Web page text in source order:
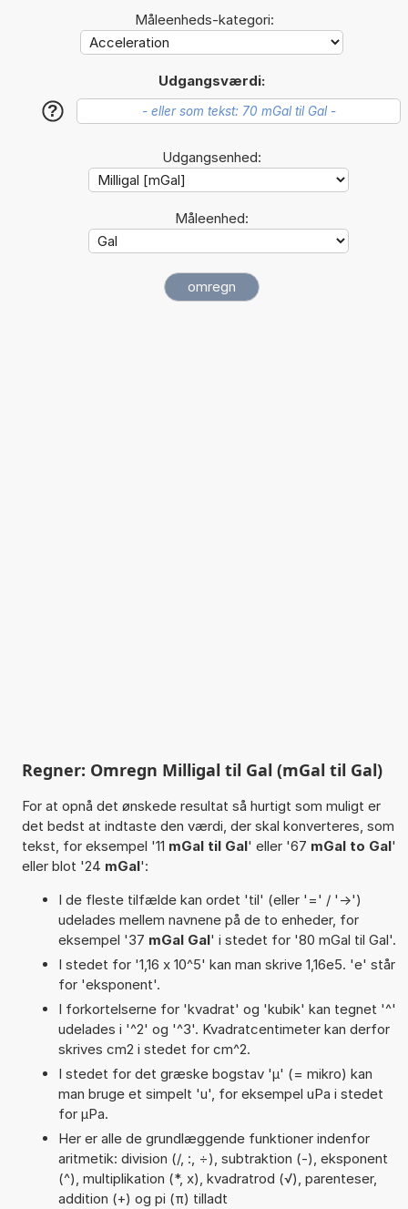
Måleenheds-kategori:
Udgangsværdi:
?
Udgangsenhed:
Måleenhed:
Regner: Omregn Milligal til Gal (mGal til Gal)
For at opnå det ønskede resultat så hurtigt som muligt er
det bedst at indtaste den værdi, der skal konverteres, som
tekst, for eksempel '11 mGal til Gal' eller '67 mGal to Gal'
eller blot '24 mGal':
I de fleste tilfælde kan ordet 'til' (eller '=' / '->')
udelades mellem navnene på de to enheder, for
eksempel '37 mGal Gal' i stedet for '80 mGal til Gal'.
I stedet for '1,16 x 10^5' kan man skrive 1,16e5. 'e' står
for 'eksponent'.
I forkortelserne for 'kvadrat' og 'kubik' kan tegnet '^'
udelades i '^2' og '^3'. Kvadratcentimeter kan derfor
skrives cm2 i stedet for cm^2.
I stedet for det græske bogstav 'µ' (= mikro) kan
man bruge et simpelt 'u', for eksempel uPa i stedet
for µPa.
Her er alle de grundlæggende funktioner indenfor
aritmetik: division (/, :, ÷), subtraktion (-), eksponent
(^), multiplikation (*, x), kvadratrod (√), parenteser,
addition (+) og pi (π) tilladt